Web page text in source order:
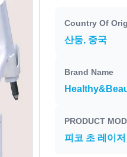
Country Of
산둥, 중국
Brand Name
PRODUCT
피코 초 레이저